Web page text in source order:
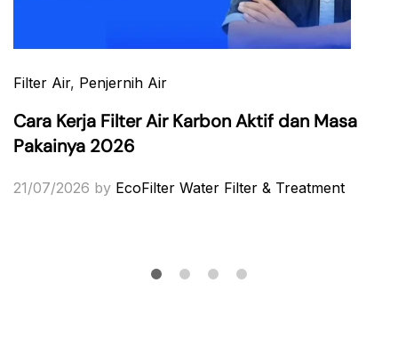
Filter Air, Penjernih Air
Cara Kerja Filter Air Karbon Aktif dan Masa
Pakainya 2026
21/07/2026 by EcoFilter Water Filter & Treatment